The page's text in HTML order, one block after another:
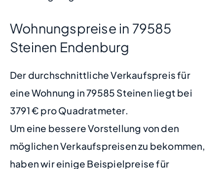
Wohnungspreise in 79585
Steinen Endenburg
Der durchschnittliche Verkaufspreis für
eine Wohnung in 79585 Steinen liegt bei
3791 € pro Quadratmeter.
Um eine bessere Vorstellung von den
möglichen Verkaufspreisen zu bekommen,
haben wir einige Beispielpreise für